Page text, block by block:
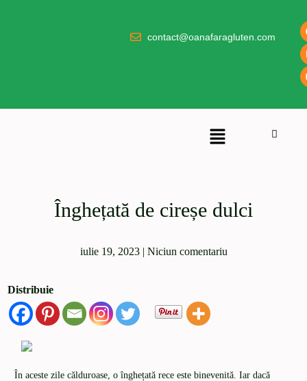
contact@oanafaragluten.com
Înghețată de cireșe dulci
iulie 19, 2023| Niciun comentariu
Distribuie
În aceste zile călduroase, o înghețată rece este binevenită. Iar dacă